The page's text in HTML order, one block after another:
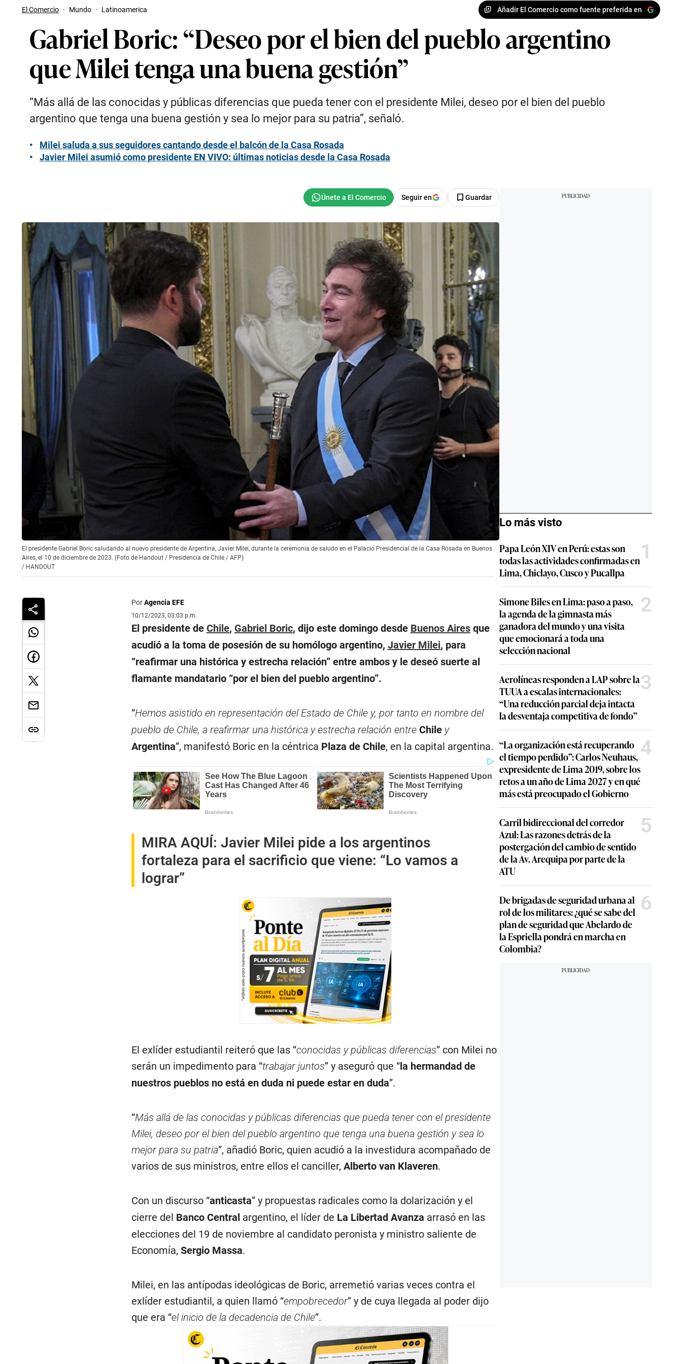
El Comercio · Mundo · Latinoamerica Añadir El Comercio como fuente preferida en
Gabriel Boric: “Deseo por el bien del pueblo argentino
que Milei tenga una buena gestión”
“Más allá de las conocidas y públicas diferencias que pueda tener con el presidente Milei, deseo por el bien del pueblo
argentino que tenga una buena gestión y sea lo mejor para su patria”, señaló.
Milei saluda a sus seguidores cantando desde el balcón de la Casa Rosada
Javier Milei asumió como presidente EN VIVO: últimas noticias desde la Casa Rosada
Seguir en Guardar
El presidente Gabriel Boric saludando al nuevo presidente de Argentina, Javier Milei, durante la ceremonia de saludo en el Palacio Presidencial de la Casa Rosada en Buenos
Aires, el 10 de diciembre de 2023. (Foto de Handout / Presidencia de Chile / AFP)
/ HANDOUT
PorAgencia EFE
10/12/2023, 03:03 p.m.
El presidente de Chile, Gabriel Boric, dijo este domingo desde Buenos Airesque
acudió a la toma de posesión de su homólogo argentino, Javier Milei, para
“reafirmar una histórica y estrecha relación” entre ambos y le deseó suerte al
flamante mandatario “por el bien del pueblo argentino”.
“Hemos asistido en representación del Estado de Chile y, por tanto en nombre del
pueblo de Chile, a reafirmar una histórica y estrecha relación entre Chiley
Argentina”, manifestó Boric en la céntrica Plaza de Chile, en la capital argentina.
MIRA AQUÍ: Javier Milei pide a los argentinos
fortaleza para el sacrificio que viene: “Lo vamos a
lograr”
El exlíder estudiantil reiteró que las “conocidas y públicas diferencias” con Milei no
serán un impedimento para “trabajar juntos” y aseguró que “la hermandad de
nuestros pueblos no está en duda ni puede estar en duda”.
“Más allá de las conocidas y públicas diferencias que pueda tener con el presidente
Milei, deseo por el bien del pueblo argentino que tenga una buena gestión y sea lo
mejor para su patria”, añadió Boric, quien acudió a la investidura acompañado de
varios de sus ministros, entre ellos el canciller, Alberto van Klaveren.
Con un discurso “anticasta” y propuestas radicales como la dolarización y el
cierre del Banco Central argentino, el líder de La Libertad Avanza arrasó en las
elecciones del 19 de noviembre al candidato peronista y ministro saliente de
Economía, Sergio Massa.
Milei, en las antípodas ideológicas de Boric, arremetió varias veces contra el
exlíder estudiantil, a quien llamó “empobrecedor” y de cuya llegada al poder dijo
que era “el inicio de la decadencia de Chile”.
Lo más visto
Papa León XIV en Perú: estas son
todas las actividades confirmadas en
Lima, Chiclayo, Cusco y Pucallpa
1
Simone Biles en Lima: paso a paso,
la agenda de la gimnasta más
ganadora del mundo y una visita
que emocionará a toda una
selección nacional
2
Aerolíneas responden a LAP sobre la
TUUA a escalas internacionales:
“Una reducción parcial deja intacta
la desventaja competitiva de fondo”
3
“La organización está recuperando
el tiempo perdido”: Carlos Neuhaus,
expresidente de Lima 2019, sobre los
retos a un año de Lima 2027 y en qué
más está preocupado el Gobierno
4
Carril bidireccional del corredor
Azul: Las razones detrás de la
postergación del cambio de sentido
de la Av. Arequipa por parte de la
ATU
5
De brigadas de seguridad urbana al
rol de los militares: ¿qué se sabe del
plan de seguridad que Abelardo de
la Espriella pondrá en marcha en
Colombia?
6